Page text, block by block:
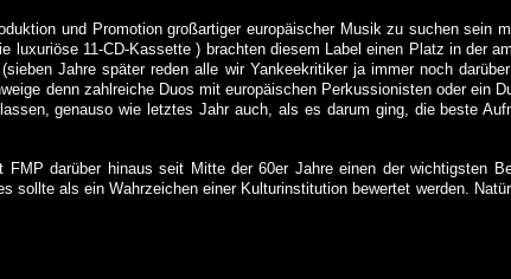
und Promotion großartiger europäischer Musik zu suchen sein
luxuriöse 11-CD-Kassette ) brachten diesem Label einen Platz in der
Jahre später reden alle wir Yankeekritiker ja immer noch
denn zahlreiche Duos mit europäischen Perkussionisten oder ein
genauso wie letztes Jahr auch, als es darum ging, die beste
darüber hinaus seit Mitte der 60er Jahre einen der wichtigsten
sollte als ein Wahrzeichen einer Kulturinstitution bewertet werden.